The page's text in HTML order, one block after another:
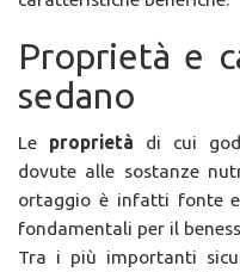
Proprietà e
sedano
Le proprietà di cui
dovute alle sostanze
ortaggio è infatti fonte
fondamentali per il
Tra i più importanti